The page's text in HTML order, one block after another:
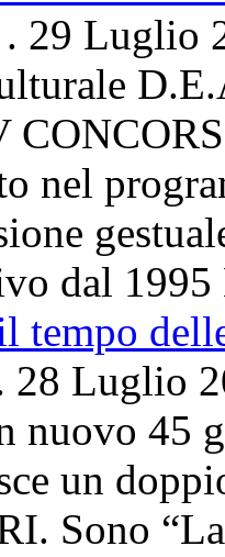
. 29 Luglio
nel
dal 1995
28 Luglio
nuovo 45
un
Sono